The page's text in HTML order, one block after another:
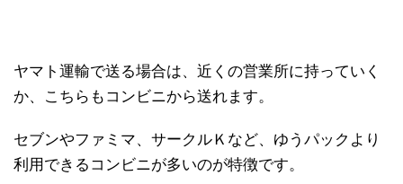
ヤマト運輸で送る場合は、近くの営業所に持っていく
か、こちらもコンビニから送れます。
セブンやファミマ、サークルＫなど、ゆうパックより
利用できるコンビニが多いのが特徴です。